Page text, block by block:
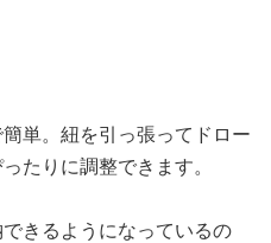
単。紐を引っ張ってドロー
たりに調整できます。
きるようになっているの